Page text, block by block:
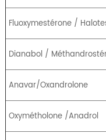
Fluoxymestérone /
Dianabol /
Anavar/Oxandrolone
Oxymétholone /Anadrol